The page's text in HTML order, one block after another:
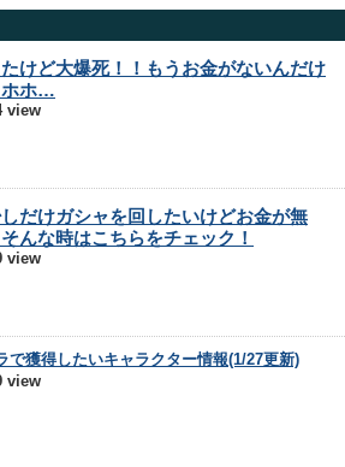
けど大爆死！！もうお金がないんだけ
ホホ…
view
だけガシャを回したいけどお金が無
んな時はこちらをチェック！
view
で獲得したいキャラクター情報(1/27更新)
view